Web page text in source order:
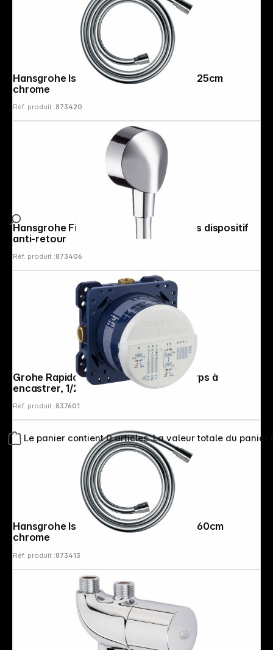
Le panier contient 0 articles. La valeur totale du panier
Hansgrohe Isiflex Flexible de douche 125cm
chrome
Réf. produit :873420
Hansgrohe FixFit Raccord mural E sans dispositif
anti-retour
Réf. produit :873406
Grohe Rapido SmartBox Universel Corps à
encastrer, 1/2"
Réf. produit :837601
Hansgrohe Isiflex Flexible de douche 160cm
chrome
Réf. produit :873413
Copyright © 2000 - 2026 DIFOX. All rights reserved.